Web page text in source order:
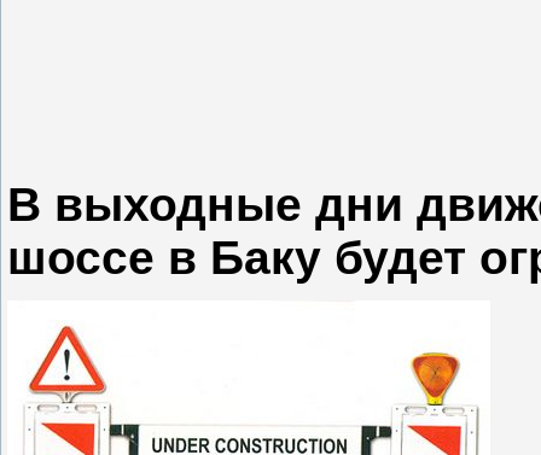
В выходные дни
шоссе в Баку будет